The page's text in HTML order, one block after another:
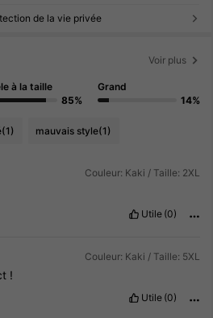
de la vie privée
Voir plus
à la taille
85%
Grand
14%
(1) mauvais style(1)
Couleur: Kaki / Taille: 2XL
Utile (0)
Couleur: Kaki / Taille: 5XL
!
Utile (0)